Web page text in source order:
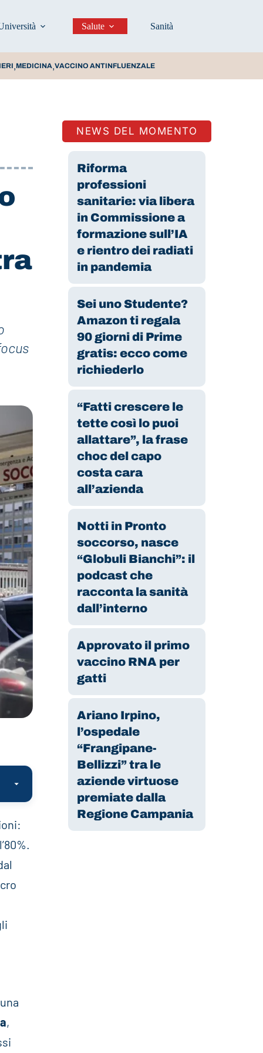
Salute Sanità
,MEDICINA,VACCINO ANTINFLUENZALE
,
NEWS DEL MOMENTO
Riforma
professioni
sanitarie: via libera
in Commissione a
formazione sull’IA
e rientro dei radiati
in pandemia
Sei uno Studente?
Amazon ti regala
90 giorni di Prime
gratis: ecco come
richiederlo
“Fatti crescere le
tette così lo puoi
allattare”, la frase
choc del capo
costa cara
all’azienda
Notti in Pronto
soccorso, nasce
“Globuli Bianchi”: il
podcast che
racconta la sanità
dall’interno
Approvato il primo
vaccino RNA per
gatti
Ariano Irpino,
l’ospedale
“Frangipane-
Bellizzi” tra le
aziende virtuose
premiate dalla
Regione Campania